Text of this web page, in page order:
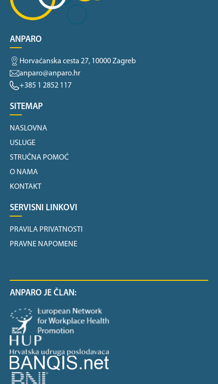
ANPARO
Horvaćanska cesta 27, 10000 Zagreb
anparo@anparo.hr
+385 1 2852 117
SITEMAP
NASLOVNA
USLUGE
STRUČNA POMOĆ
O NAMA
KONTAKT
SERVISNI LINKOVI
PRAVILA PRIVATNOSTI
PRAVNE NAPOMENE
ANPARO JE ČLAN: